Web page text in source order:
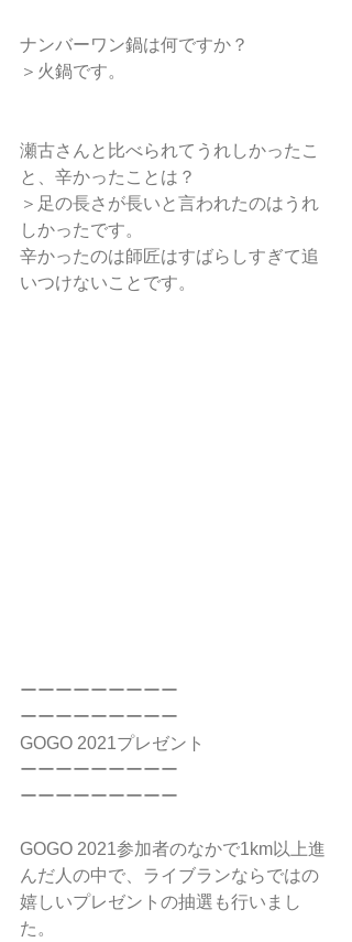
ナンバーワン鍋は何ですか？
＞火鍋です。
瀬古さんと比べられてうれしかったこ
と、辛かったことは？
＞足の長さが長いと言われたのはうれ
しかったです。
辛かったのは師匠はすばらしすぎて追
いつけないことです。
ーーーーーーーーー
ーーーーーーーーー
GOGO 2021プレゼント
ーーーーーーーーー
ーーーーーーーーー
GOGO 2021参加者のなかで1km以上進
んだ人の中で、ライブランならではの
嬉しいプレゼントの抽選も行いまし
た。